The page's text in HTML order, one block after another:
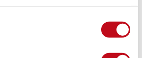
ocurre para la identificación de
para un procedimiento tan
vulnerabilidades como es la
es limitada. De hecho, esta